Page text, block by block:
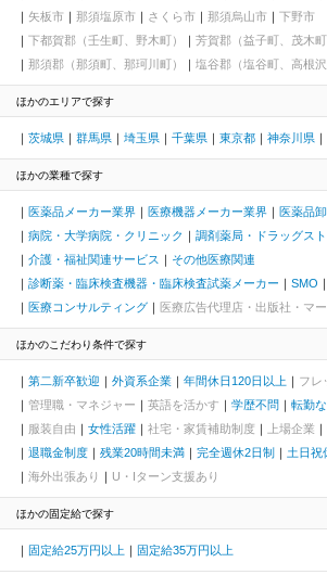
矢板市
那須塩原市 さくら市 那須烏山市
下野市
下都賀郡（壬生町、野木町）
芳賀郡（益子町、茂木
那須郡（那須町、那珂川町）
塩谷郡（塩谷町、高根沢
ほかのエリアで探す
茨城県 群馬県 埼玉県 千葉県 東京都 神奈川県
ほかの業種で探す
医薬品メーカー業界 医療機器メーカー業界 医薬品卸
病院・大学病院・クリニック
調剤薬局・ドラッグス
介護・福祉関連サービス
その他医療関連
診断薬・臨床検査機器・臨床検査試薬メーカー
SMO
医療コンサルティング
医療広告代理店・出版社・マ
ほかのこだわり条件で探す
第二新卒歓迎 外資系企業 年間休日120日以上
フレ
管理職・マネジャー
英語を活かす 学歴不問
転勤
服装自由
女性活躍 社宅・家賃補助制度 上場企業
退職金制度
残業20時間未満 完全週休2日制 土日祝
海外出張あり
U・Iターン支援あり
ほかの固定給で探す
固定給25万円以上 固定給35万円以上